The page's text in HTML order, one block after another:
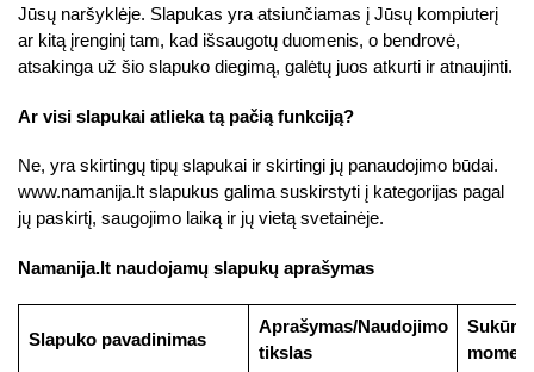
Jūsų naršyklėje. Slapukas yra atsiunčiamas į Jūsų kompiuterį
ar kitą įrenginį tam, kad išsaugotų duomenis, o bendrovė,
atsakinga už šio slapuko diegimą, galėtų juos atkurti ir atnaujinti.
Ar visi slapukai atlieka tą pačią funkciją?
Ne, yra skirtingų tipų slapukai ir skirtingi jų panaudojimo būdai.
www.namanija.lt slapukus galima suskirstyti į kategorijas pagal
jų paskirtį, saugojimo laiką ir jų vietą svetainėje.
Namanija.lt naudojamų slapukų aprašymas
Slapuko pavadinimas
Aprašymas/Naudojimo
tikslas